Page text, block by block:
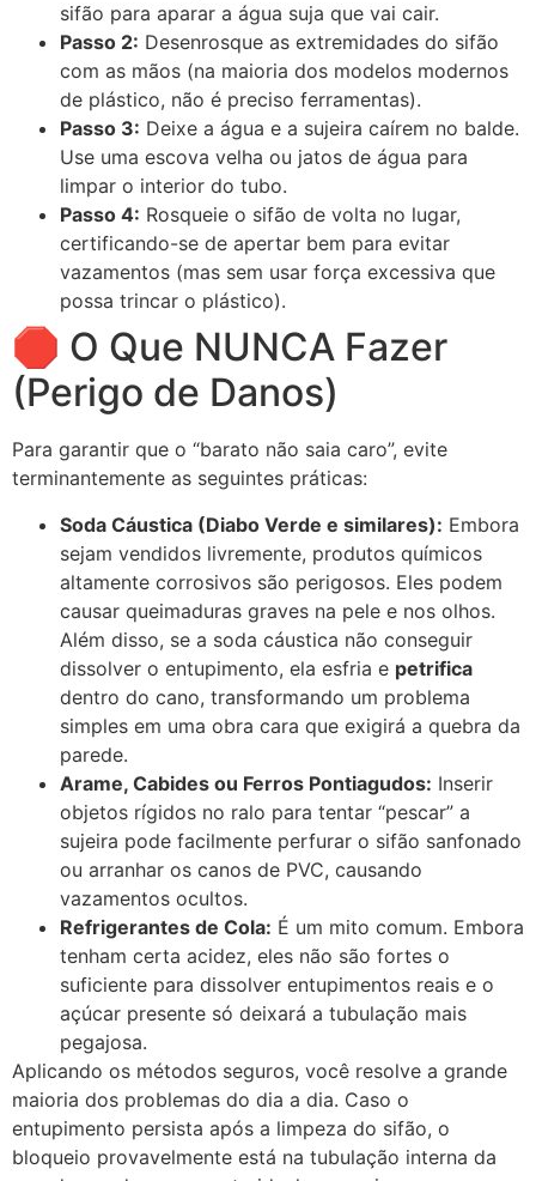
sifão para aparar a água suja que vai cair.
Passo 2: Desenrosque as extremidades do sifão
com as mãos (na maioria dos modelos modernos
de plástico, não é preciso ferramentas).
Passo 3: Deixe a água e a sujeira caírem no balde.
Use uma escova velha ou jatos de água para
limpar o interior do tubo.
Passo 4: Rosqueie o sifão de volta no lugar,
certificando-se de apertar bem para evitar
vazamentos (mas sem usar força excessiva que
possa trincar o plástico).
🛑 O Que NUNCA Fazer
(Perigo de Danos)
Para garantir que o “barato não saia caro”, evite
terminantemente as seguintes práticas:
Soda Cáustica (Diabo Verde e similares): Embora
sejam vendidos livremente, produtos químicos
altamente corrosivos são perigosos. Eles podem
causar queimaduras graves na pele e nos olhos.
Além disso, se a soda cáustica não conseguir
dissolver o entupimento, ela esfria e petrifica
dentro do cano, transformando um problema
simples em uma obra cara que exigirá a quebra da
parede.
Arame, Cabides ou Ferros Pontiagudos: Inserir
objetos rígidos no ralo para tentar “pescar” a
sujeira pode facilmente perfurar o sifão sanfonado
ou arranhar os canos de PVC, causando
vazamentos ocultos.
Refrigerantes de Cola: É um mito comum. Embora
tenham certa acidez, eles não são fortes o
suficiente para dissolver entupimentos reais e o
açúcar presente só deixará a tubulação mais
pegajosa.
Aplicando os métodos seguros, você resolve a grande
maioria dos problemas do dia a dia. Caso o
entupimento persista após a limpeza do sifão, o
bloqueio provavelmente está na tubulação interna da